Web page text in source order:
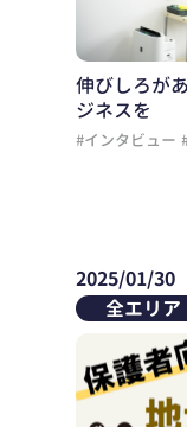
伸びしろが
ジネスを
#インタビュー
2025/01/30
全エリア